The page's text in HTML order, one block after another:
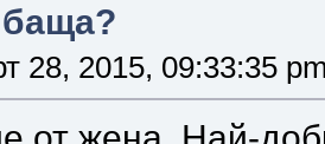
баща?
28, 2015, 09:33:35